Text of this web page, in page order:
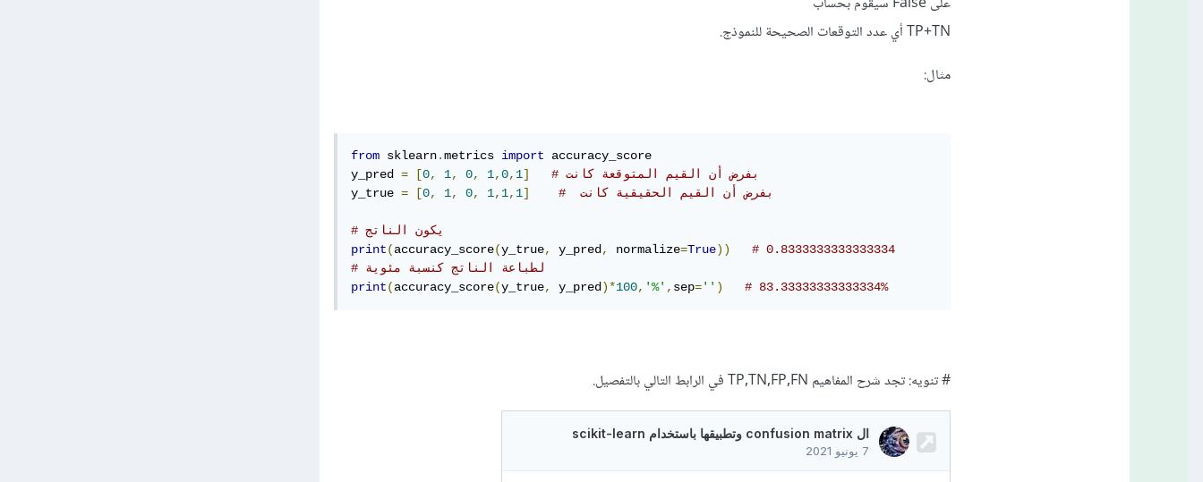
TP+TN أي عدد التوقعات الصحيحة للنموذج.
مثال:
from sklearn.metrics import accuracy_score
y_pred = [0, 1, 0, 1,0, 1]
y_true = [0, 1, 0, 1, 1, 1]
# يكون الناتج
print(accuracy_score(y_true, y_pred, normalize=True))
# 0.8333333333333334
print(accuracy_score(y_true, y_pred)*100, '%' , sep='' ) # 83.33333333333334%
# تنويه: تجد شرح المفاهيم TP,TN,FP,FN في الرابط التالي بالتفصيل.